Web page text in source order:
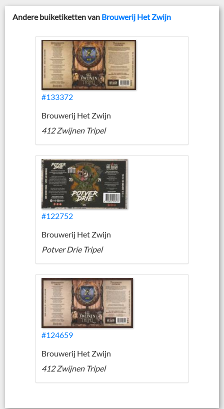
Andere buiketiketten van Brouwerij Het Zwijn
#133372
Brouwerij Het Zwijn
412 Zwijnen Tripel
#122752
Brouwerij Het Zwijn
Potver Drie Tripel
#124659
Brouwerij Het Zwijn
412 Zwijnen Tripel